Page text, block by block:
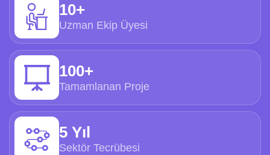
10+
Uzman Ekip Üyesi
100+
Tamamlanan Proje
5 Yıl
Sektör Tecrübesi